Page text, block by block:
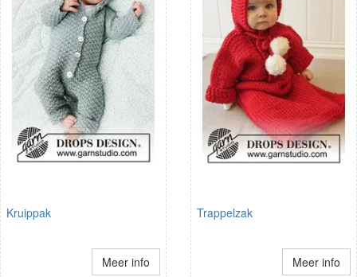
Kruippak
Meer info
Trappelzak
Meer info